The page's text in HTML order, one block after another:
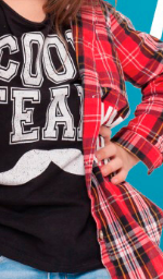
de forma
termos e